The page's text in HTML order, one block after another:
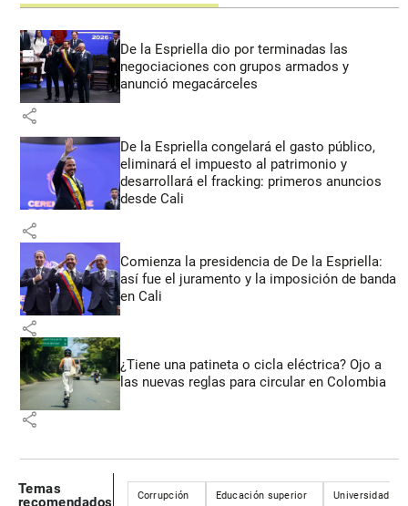
De la Espriella dio por terminadas las
negociaciones con grupos armados y
anunció megacárceles
share
De la Espriella congelará el gasto público,
eliminará el impuesto al patrimonio y
desarrollará el fracking: primeros anuncios
desde Cali
share
Comienza la presidencia de De la Espriella:
así fue el juramento y la imposición de banda
en Cali
share
¿Tiene una patineta o cicla eléctrica? Ojo a
las nuevas reglas para circular en Colombia
share
Temas
recomendados
Corrupción Educación superior Universidad de